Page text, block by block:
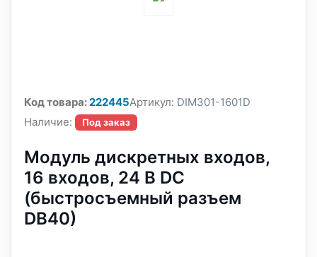
Код товара:222445Артикул: DIM301-1601D
Наличие:
Под заказ
Модуль дискретных входов,
16 входов, 24 В DC
(быстросъемный разъем
DB40)